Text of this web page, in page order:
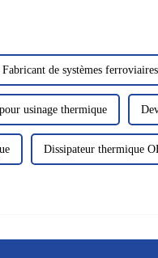
Fabricant de systèmes ferroviaires
usinage thermique
Dissipateur thermique